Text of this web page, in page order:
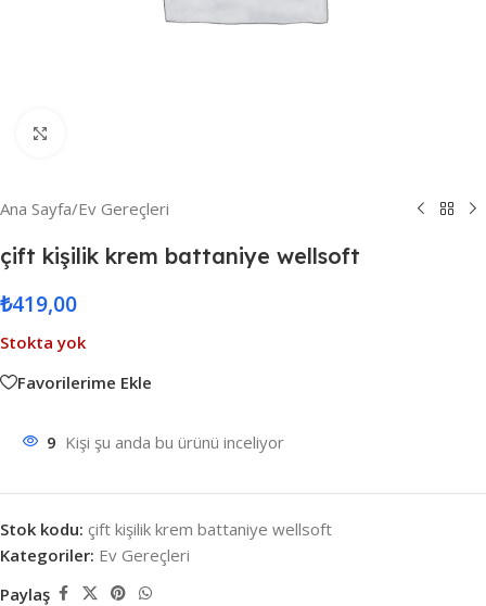
Ana Sayfa/Ev Gereçleri
çift kişilik krem battaniye wellsoft
₺419,00
Stokta yok
Favorilerime Ekle
9 Kişi şu anda bu ürünü inceliyor
Stok kodu: çift kişilik krem battaniye wellsoft
Kategoriler: Ev Gereçleri
Paylaş